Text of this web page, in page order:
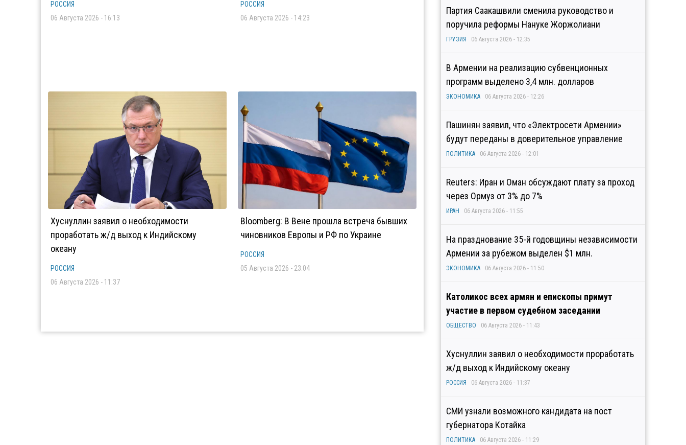
РОССИЯ
06 Августа 2026 - 16:13
РОССИЯ
06 Августа 2026 - 14:23
Хуснуллин заявил о необходимости
проработать ж/д выход к Индийскому
океану
РОССИЯ
06 Августа 2026 - 11:37
Bloomberg: В Вене прошла встреча бывших
чиновников Европы и РФ по Украине
РОССИЯ
05 Августа 2026 - 23:04
Партия Саакашвили сменила руководство и
поручила реформы Нануке Жоржолиани
ГРУЗИЯ 06 Августа 2026 - 12:35
В Армении на реализацию субвенционных
программ выделено 3,4 млн. долларов
ЭКОНОМИКА 06 Августа 2026 - 12:26
Пашинян заявил, что «Электросети Армении»
будут переданы в доверительное управление
ПОЛИТИКА 06 Августа 2026 - 12:01
Reuters: Иран и Оман обсуждают плату за проход
через Ормуз от 3% до 7%
ИРАН 06 Августа 2026 - 11:55
На празднование 35-й годовщины независимости
Армении за рубежом выделен $1 млн.
ЭКОНОМИКА 06 Августа 2026 - 11:50
Католикос всех армян и епископы примут
участие в первом судебном заседании
ОБЩЕСТВО 06 Августа 2026 - 11:43
Хуснуллин заявил о необходимости проработать
ж/д выход к Индийскому океану
РОССИЯ 06 Августа 2026 - 11:37
СМИ узнали возможного кандидата на пост
губернатора Котайка
ПОЛИТИКА 06 Августа 2026 - 11:29